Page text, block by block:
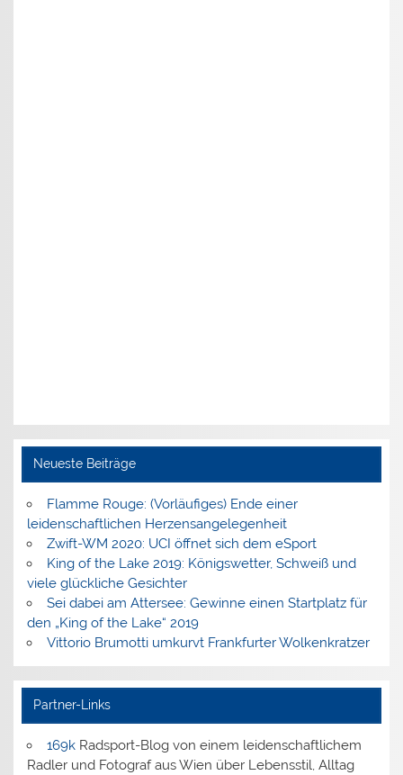
Neueste Beiträge
Flamme Rouge: (Vorläufiges) Ende einer
leidenschaftlichen Herzensangelegenheit
Zwift-WM 2020: UCI öffnet sich dem eSport
King of the Lake 2019: Königswetter, Schweiß und
viele glückliche Gesichter
Sei dabei am Attersee: Gewinne einen Startplatz für
den „King of the Lake“ 2019
Vittorio Brumotti umkurvt Frankfurter Wolkenkratzer
Partner-Links
169kRadsport-Blog von einem leidenschaftlichem
Radler und Fotograf aus Wien über Lebensstil, Alltag